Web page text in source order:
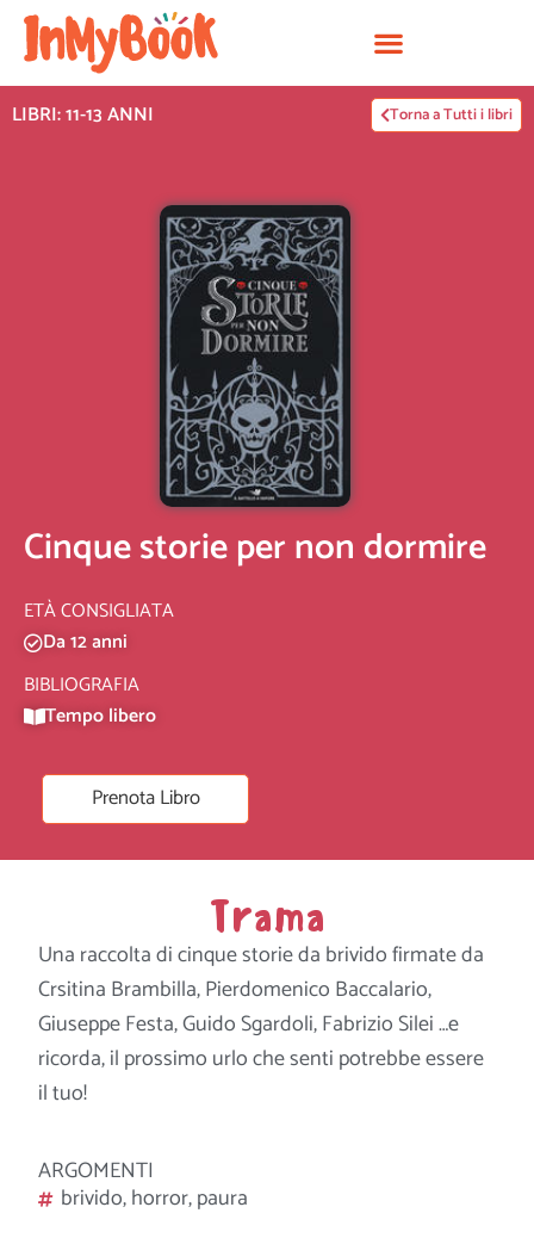
Vai
contenuto
LIBRI: 11-13 ANNI Torna a Tutti i libri
Cinque storie per non dormire
ETÀ CONSIGLIATA
Da 12 anni
BIBLIOGRAFIA
Tempo libero
Prenota Libro
Trama
Una raccolta di cinque storie da brivido firmate da
Crsitina Brambilla, Pierdomenico Baccalario,
Giuseppe Festa, Guido Sgardoli, Fabrizio Silei …e
ricorda, il prossimo urlo che senti potrebbe essere
il tuo!
ARGOMENTI
brivido,horror,paura